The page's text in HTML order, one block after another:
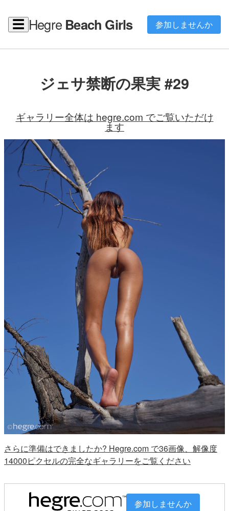
☰ Hegre Beach Girls 参加しませんか
ジェサ禁断の果実 #29
ギャラリー全体は hegre.com でご覧いただけ
ます
さらに準備はできましたか? Hegre.com で36画像、解像度
14000ピクセルの完全なギャラリーをご覧ください
参加しませんか